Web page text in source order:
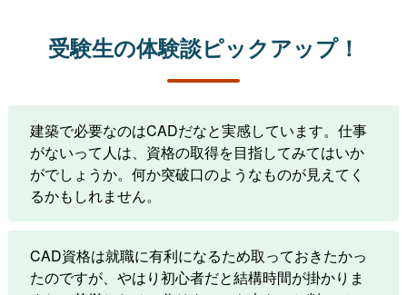
受験生の体験談ピックアップ！
建築で必要なのはCADだなと実感しています。仕事
がないって人は、資格の取得を目指してみてはいか
がでしょうか。何か突破口のようなものが見えてく
るかもしれません。
CAD資格は就職に有利になるため取っておきたかっ
たのですが、やはり初心者だと結構時間が掛かりま